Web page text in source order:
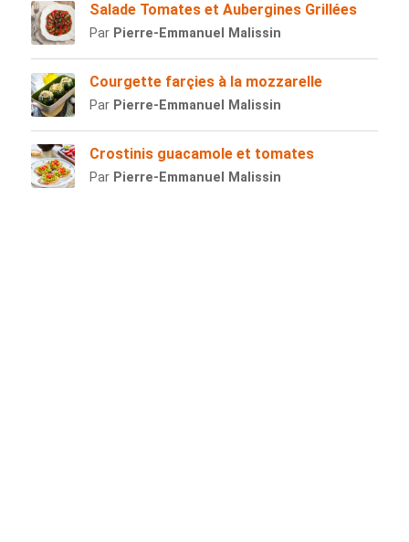
Salade Tomates et Aubergines Grillées
Par Pierre-Emmanuel Malissin
Courgette farçies à la mozzarelle
Par Pierre-Emmanuel Malissin
Crostinis guacamole et tomates
Par Pierre-Emmanuel Malissin